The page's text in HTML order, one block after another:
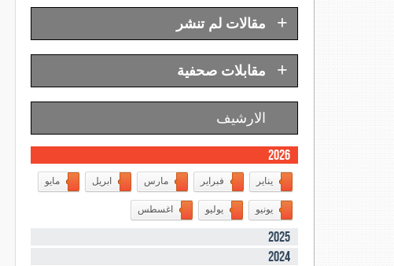
مقالات لم تنشر +
مقابلات صحفية +
الارشيف
2026
يناير فبراير مارس ابريل مايو
يونيو يوليو اغسطس
2025
2024